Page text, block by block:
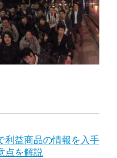
利益商品の情報を入手
点を解説